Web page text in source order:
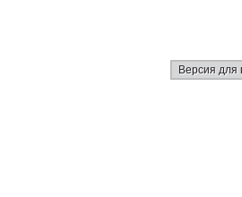
Версия для